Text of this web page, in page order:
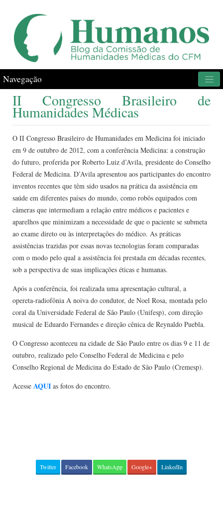
Navegação
II Congresso Brasileiro de
Humanidades Médicas
O II Congresso Brasileiro de Humanidades em Medicina foi iniciado
em 9 de outubro de 2012, com a conferência Medicina: a construção
do futuro, proferida por Roberto Luiz d’Avila, presidente do Conselho
Federal de Medicina. D’Avila apresentou aos participantes do encontro
inventos recentes que têm sido usados na prática da assistência em
saúde em diferentes países do mundo, como robôs equipados com
câmeras que intermediam a relação entre médicos e pacientes e
aparelhos que minimizam a necessidade de que o paciente se submeta
ao exame direto ou às interpretações do médico. As práticas
assistências trazidas por essas novas tecnologias foram comparadas
com o modo pelo qual a assistência foi prestada em décadas recentes,
sob a perspectiva de suas implicações éticas e humanas.
Após a conferência, foi realizada uma apresentação cultural, a
opereta-radiofônia A noiva do condutor, de Noel Rosa, montada pelo
coral da Universidade Federal de São Paulo (Unifesp), com direção
musical de Eduardo Fernandes e direção cênica de Reynaldo Puebla.
O Congresso aconteceu na cidade de São Paulo entre os dias 9 e 11 de
outubro, realizado pelo Conselho Federal de Medicina e pelo
Conselho Regional de Medicina do Estado de São Paulo (Cremesp).
Acesse AQUI as fotos do encontro.
Twitter Facebook WhatsApp Google+ LinkedIn